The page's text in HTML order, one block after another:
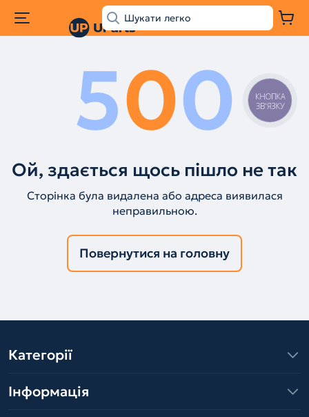
500
Ой, здається щось пішло не так
Сторінка була видалена або адреса виявилася
неправильною.
Повернутися на головну
Категорії
Інформація
КНОПКА
ЗВ'ЯЗКУ